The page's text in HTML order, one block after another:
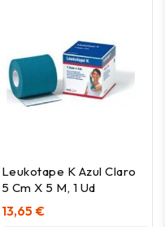
Leukotape K Azul Claro
5 Cm X 5 M, 1 Ud
13,65 €